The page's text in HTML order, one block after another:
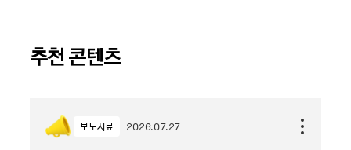
추천 콘텐츠
보도자료 2026.07.27